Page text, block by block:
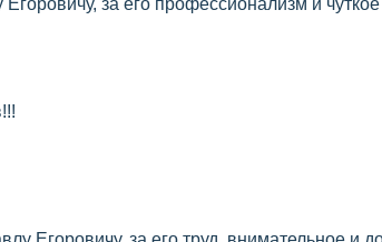
за его профессионализм и